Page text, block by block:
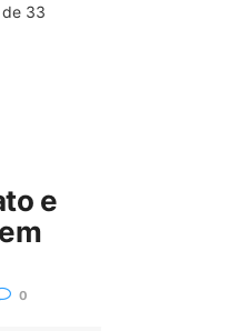
de 33
e
0